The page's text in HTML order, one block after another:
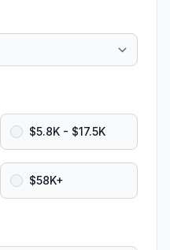
$5.8K - $17.5K
$58K+